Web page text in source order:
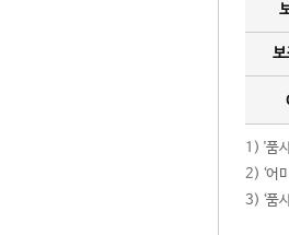
보
1) '품
2) ‘어
3) ‘품